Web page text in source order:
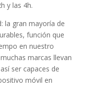
y las 4h.
la gran mayoría de
función que
en nuestro
marcas llevan
ser capaces de
móvil en